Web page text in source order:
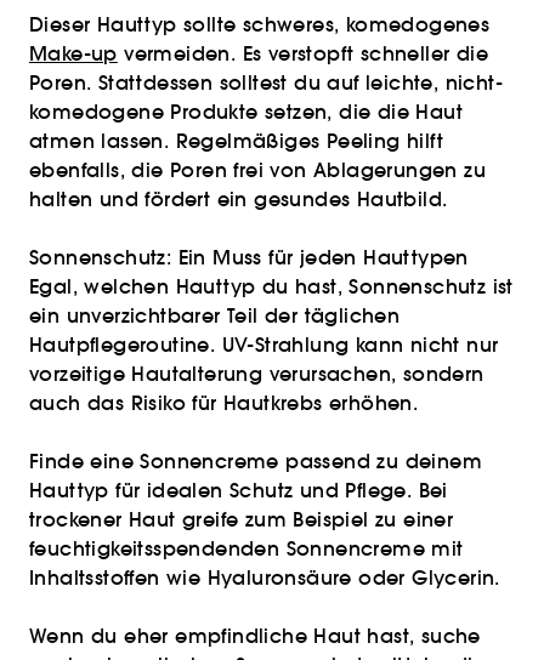
Dieser Hauttyp sollte schweres, komedogenes
Make-up vermeiden. Es verstopft schneller die
Poren. Stattdessen solltest du auf leichte, nicht-
komedogene Produkte setzen, die die Haut
atmen lassen. Regelmäßiges Peeling hilft
ebenfalls, die Poren frei von Ablagerungen zu
halten und fördert ein gesundes Hautbild.
Sonnenschutz: Ein Muss für jeden Hauttypen
Egal, welchen Hauttyp du hast, Sonnenschutz ist
ein unverzichtbarer Teil der täglichen
Hautpflegeroutine. UV-Strahlung kann nicht nur
vorzeitige Hautalterung verursachen, sondern
auch das Risiko für Hautkrebs erhöhen.
Finde eine Sonnencreme passend zu deinem
Hauttyp für idealen Schutz und Pflege. Bei
trockener Haut greife zum Beispiel zu einer
feuchtigkeitsspendenden Sonnencreme mit
Inhaltsstoffen wie Hyaluronsäure oder Glycerin.
Wenn du eher empfindliche Haut hast, suche